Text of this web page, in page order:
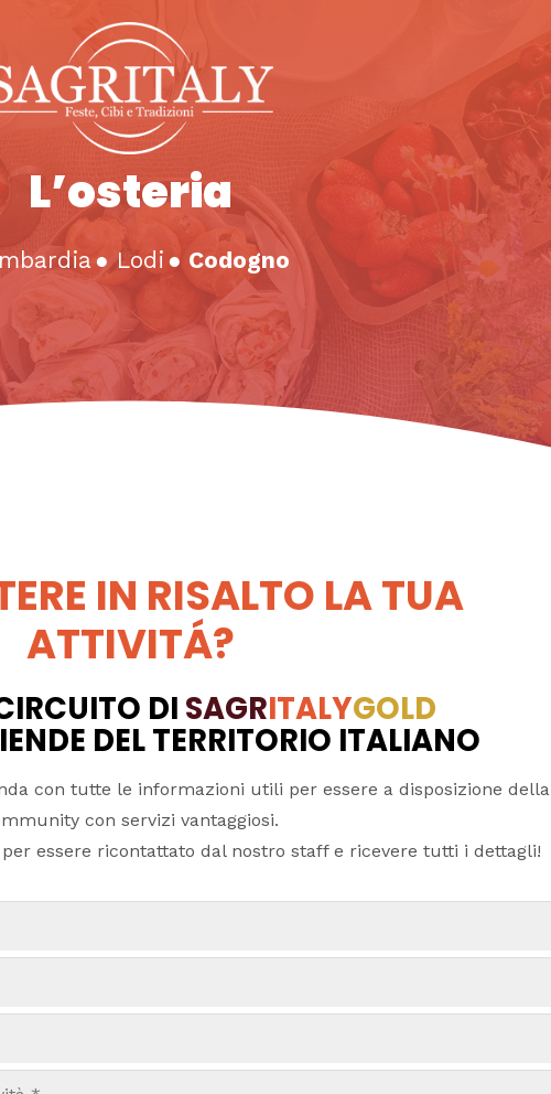
L’osteria
●Lodi ● Codogno
IN RISALTO LA TUA
ATTIVITÁ?
DI SAGRITALYGOLD
DEL TERRITORIO ITALIANO
con tutte le informazioni utili per essere a disposizione della
con servizi vantaggiosi.
per essere ricontattato dal nostro staff e ricevere tutti i dettagli!